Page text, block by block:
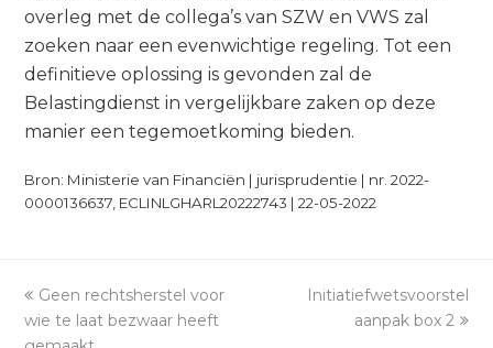
overleg met de collega’s van SZW en VWS zal
zoeken naar een evenwichtige regeling. Tot een
definitieve oplossing is gevonden zal de
Belastingdienst in vergelijkbare zaken op deze
manier een tegemoetkoming bieden.
Bron: Ministerie van Financiën | jurisprudentie | nr. 2022-
0000136637, ECLINLGHARL20222743 | 22-05-2022
previous
post:
Geen rechtsherstel voor
wie te laat bezwaar heeft
next
Initiatiefwetsvoorstel
aanpak box 2